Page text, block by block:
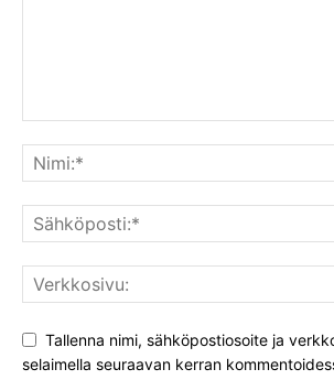
Tallenna nimi, sähköpostiosoite ja
selaimella seuraavan kerran